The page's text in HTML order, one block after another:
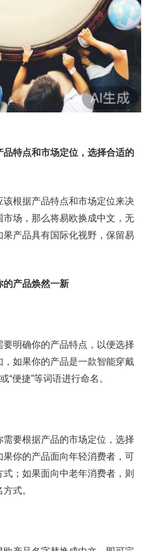
特点和市场定位，选择合适的
根据产品特点和市场定位来决
场，那么将易欧换成中文，无
产品具有国际化视野，保留易
的产品焕然一新
要明确你的产品特点，以便选择
如果你的产品是一款智能穿戴
“便捷”等词语进行命名。
需要根据产品的市场定位，选择
你的产品面向年轻消费者，可
；如果面向中老年消费者，则
式。